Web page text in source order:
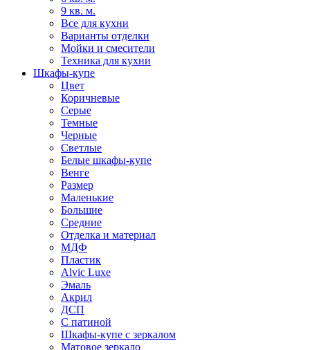
9 кв. м.
Все для кухни
Варианты отделки
Мойки и смесители
Техника для кухни
Шкафы-купе
Цвет
Коричневые
Серые
Темные
Черные
Светлые
Белые шкафы-купе
Венге
Размер
Маленькие
Большие
Средние
Отделка и материал
МДФ
Пластик
Alvic Luxe
Эмаль
Акрил
ДСП
С патиной
Шкафы-купе с зеркалом
Матовое зеркало